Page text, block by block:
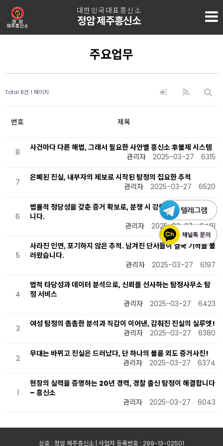
대한민국대표흥신소
정암 제주흥신소
주요업무
Total 8건 1 페이지
번호 제목
8
사건마다 다른 해법, 그래서 필요한 사안별 흥신소 후불제 시스템
관리자
2025-03-27 6315
7
은폐된 진실, 내부자의 제보로 시작된 탐정의 집요한 추적
관리자
2025-03-27 6520
6
법률적 정당성을 갖춘 증거 확보로, 분쟁 시 강력한 대응이 가능합
니다.
관리자
2025-03-27 6481
5
사라진 인연, 포기하지 않은 추적. 남겨진 단서들이 결국 기적을 불
러왔습니다.
관리자
2025-03-27 6197
4
법적 타당성과 데이터 분석으로, 신뢰를 선사하는 탐정사무소 탐
정 서비스
관리자
2025-03-27 6423
3
여성 탐정의 촘촘한 분석과 직감이 이어낸, 감춰진 진실의 실루엣!
관리자
2025-03-27 6380
2
무대는 바뀌고 진실은 드러났다, 단 하나의 불륜 외도 증거사진!
관리자
2025-03-27 6374
1
현장의 실력을 증명하는 20년 경력, 경찰 출신 탐정이 해결합니다
– 흥신소
관리자
2025-03-27 6043
상호 : 정암 제주흥신소 | 사업자 등록번호 : 299-13-02501